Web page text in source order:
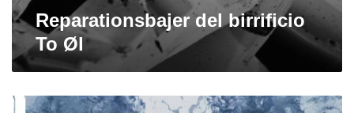
Reparationsbajer del birrificio
To Øl
Sur